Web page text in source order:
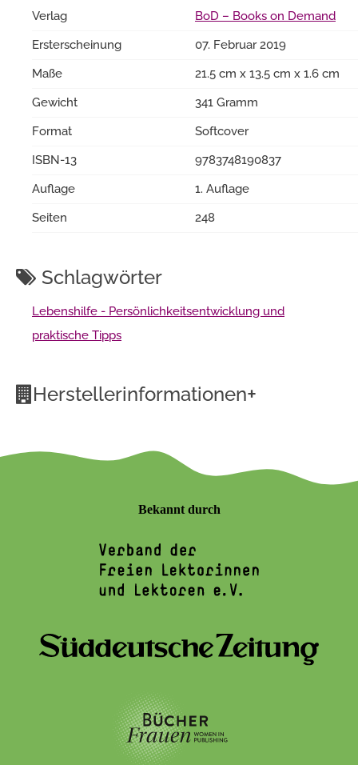
Verlag
BoD – Books on Demand
Ersterscheinung
07. Februar 2019
Maße
21.5 cm x 13.5 cm x 1.6 cm
Gewicht
341 Gramm
Format
Softcover
ISBN-13
9783748190837
Auflage
1. Auflage
Seiten
248
Schlagwörter
Lebenshilfe - Persönlichkeitsentwicklung und
praktische Tipps
Herstellerinformationen+
Bekannt durch